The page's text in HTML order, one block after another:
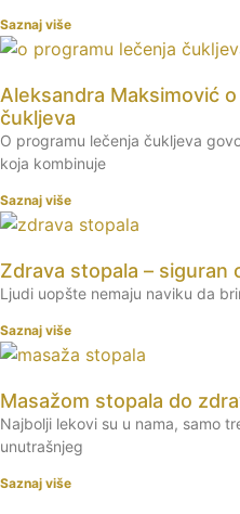
Saznaj više
Aleksandra Maksimović
čukljeva
O programu lečenja čukljeva
koja kombinuje
Saznaj više
Zdrava stopala – siguran
Ljudi uopšte nemaju naviku da
Saznaj više
Masažom stopala do
Najbolji lekovi su u nama, samo
unutrašnjeg
Saznaj više